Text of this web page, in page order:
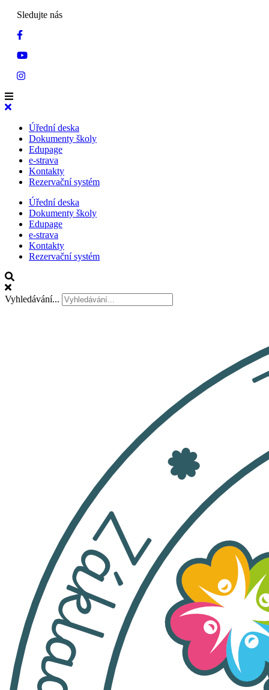
Sledujte nás
Úřední deska
Dokumenty školy
Edupage
e-strava
Kontakty
Rezervační systém
Úřední deska
Dokumenty školy
Edupage
e-strava
Kontakty
Rezervační systém
Vyhledávání...